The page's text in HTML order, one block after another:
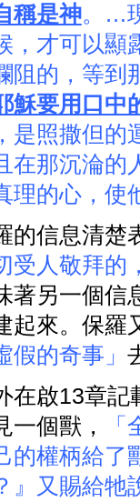
稱是神。…
，才可以顯
阻的，等到
穌要用口中
是照撒但的
在那沉淪的
理的心，使
的信息清楚
受人敬拜的
著另一個信
起來。保羅
假的奇事」
在啟13章
一個獸，
的權柄給了
』又賜給牠